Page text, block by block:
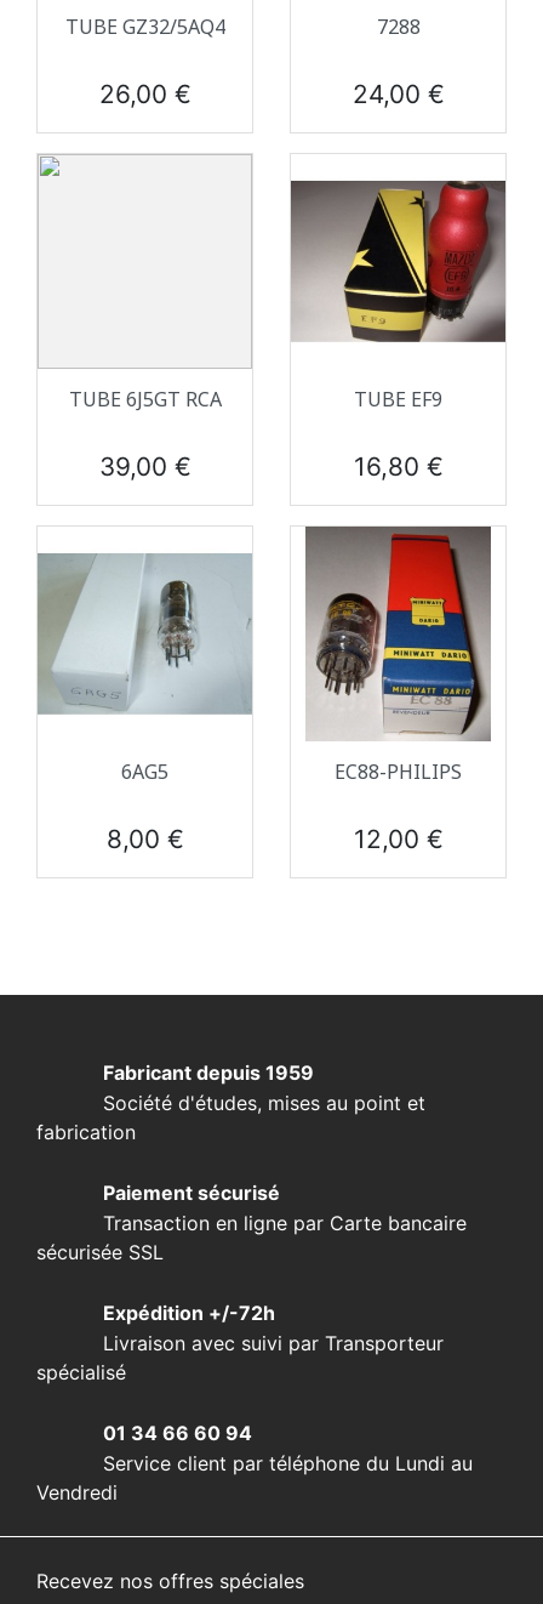
TUBE GZ32/5AQ4
Prix
26,00 €
7288
Prix
24,00 €
TUBE 6J5GT RCA
Prix
39,00 €
TUBE EF9
Prix
16,80 €
6AG5
Prix
8,00 €
EC88-PHILIPS
Prix
12,00 €
Fabricant depuis 1959
Société d'études, mises au point et
fabrication
Paiement sécurisé
Transaction en ligne par Carte bancaire
sécurisée SSL
Expédition +/-72h
Livraison avec suivi par Transporteur
spécialisé
01 34 66 60 94
Service client par téléphone du Lundi au
Vendredi
Recevez nos offres spéciales